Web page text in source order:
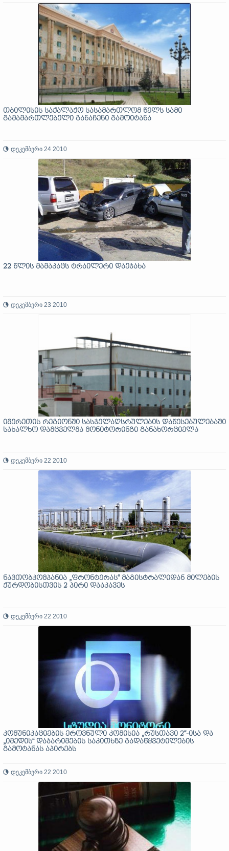
თბილისის საქალაქო სასამართლომ წელს სამი
გამამართლებელი განაჩენი გამოიტანა
დეკემბერი 24 2010
22 წლის მამაკაცს ტრაილერი დაეჯახა
დეკემბერი 23 2010
იმერეთის რეგიონში სასჯელაღსრულების დაწესებულებაში
სახალხო დამცველმა მონიტორინგი განახორციელა
დეკემბერი 22 2010
ნავთობკომპანია „ფრონტერას“ მაგისტრალიდან მილების
ქურდობისთვის 2 პირი დააკავეს
დეკემბერი 22 2010
კომუნიკაციების ეროვნული კომისია „რუსთავი 2“-ისა და
„იმედის“ დაჯარიმების საკითხზე გადაწყვეტილების
გამოტანას აპირებს
დეკემბერი 22 2010